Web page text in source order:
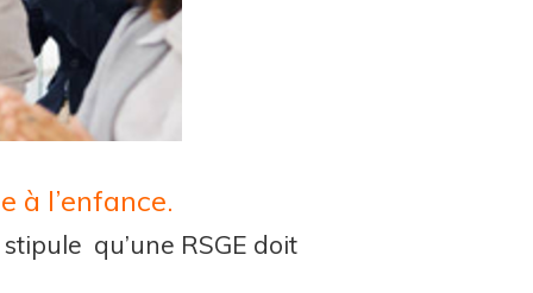
à l’enfance.
qu’une RSGE doit